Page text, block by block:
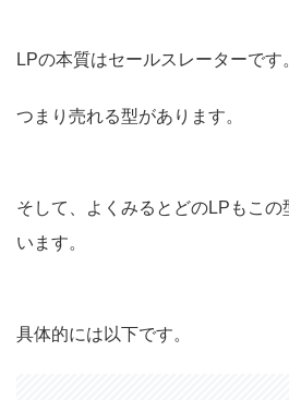
LPの本質はセールスレーターです
つまり売れる型があります。
そして、よくみるとどのLPもこの
います。
具体的には以下です。